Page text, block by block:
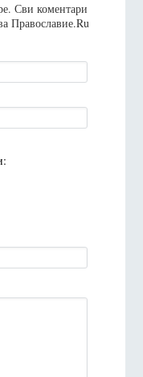
Сви коментари
Православие.Ru